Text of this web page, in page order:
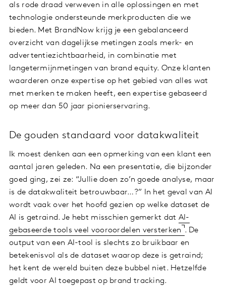
als rode draad verweven in alle oplossingen en met
technologie ondersteunde merkproducten die we
bieden. Met BrandNow krijg je een gebalanceerd
overzicht van dagelijkse metingen zoals merk- en
advertentiezichtbaarheid, in combinatie met
langetermijnmetingen van brand equity. Onze klanten
waarderen onze expertise op het gebied van alles wat
met merken te maken heeft, een expertise gebaseerd
op meer dan 50 jaar pionierservaring.
De gouden standaard voor datakwaliteit
Ik moest denken aan een opmerking van een klant een
aantal jaren geleden. Na een presentatie, die bijzonder
goed ging, zei ze: “Jullie doen zo’n goede analyse, maar
is de datakwaliteit betrouwbaar…?” In het geval van AI
wordt vaak over het hoofd gezien op welke dataset de
AI is getraind. Je hebt misschien gemerkt dat AI-
gebaseerde tools veel vooroordelen versterken . De
output van een AI-tool is slechts zo bruikbaar en
betekenisvol als de dataset waarop deze is getraind;
het kent de wereld buiten deze bubbel niet. Hetzelfde
geldt voor AI toegepast op brand tracking.